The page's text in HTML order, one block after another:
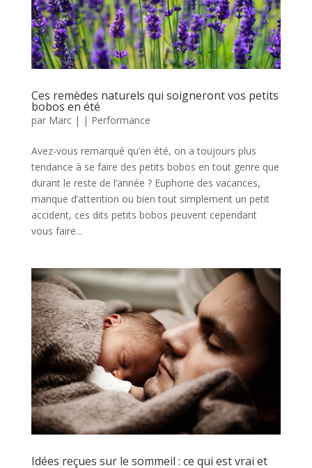
Ces remèdes naturels qui soigneront vos petits
bobos en été
par Marc| | Performance
Avez-vous remarqué qu’en été, on a toujours plus
tendance à se faire des petits bobos en tout genre que
durant le reste de l’année ? Euphorie des vacances,
manque d’attention ou bien tout simplement un petit
accident, ces dits petits bobos peuvent cependant
vous faire...
Idées reçues sur le sommeil : ce qui est vrai et